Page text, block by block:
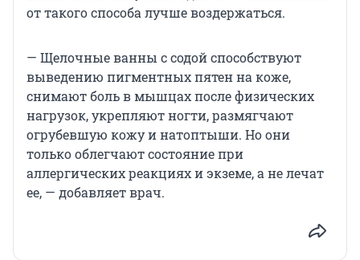
от такого способа лучше воздержаться.
— Щелочные ванны с содой способствуют
выведению пигментных пятен на коже,
снимают боль в мышцах после физических
нагрузок, укрепляют ногти, размягчают
огрубевшую кожу и натоптыши. Но они
только облегчают состояние при
аллергических реакциях и экземе, а не лечат
ее, — добавляет врач.